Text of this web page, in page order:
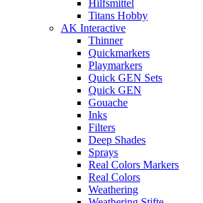
Hilfsmittel
Titans Hobby
AK Interactive
Thinner
Quickmarkers
Playmarkers
Quick GEN Sets
Quick GEN
Gouache
Inks
Filters
Deep Shades
Sprays
Real Colors Markers
Real Colors
Weathering